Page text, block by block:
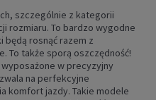
szczególnie z kategorii
rozmiaru. To bardzo wygodne
rosnąć razem z
To także sporą oszczędność!
wyposażone w precyzyjny
na perfekcyjne
komfort jazdy. Takie modele